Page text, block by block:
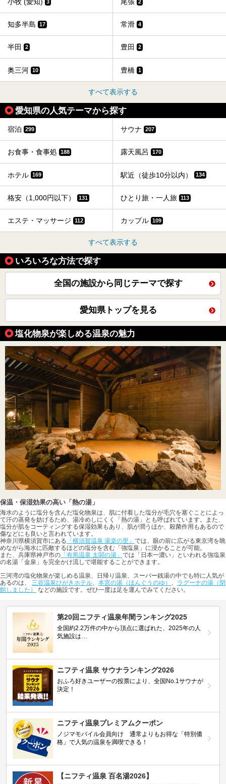
3 2
知多半島 17 常滑 4
半田 2 豊田 2
奥三河 10 豊橋 1
すべて表示する
愛知県の人気テーマから探す
宿泊 299 サウナ 207
お食事・食事処 188 露天風呂 170
ホテル 169 駅近（徒歩10分以内） 134
格安（1,000円以下） 131 ひとり旅・一人旅 113
エステ・マッサージ 112 カップル 109
すべて表示する
いろいろな方法で探す
全国の施設から同じテーマで探す
愛知県トップを見る
塩化物泉が楽しめる温泉の魅力
保温・保湿効果の高い「熱の湯」
海水のように塩分を含んだ塩化物泉は、肌に付着した塩分が毛穴を塞ぐことによっ
て汗の蒸発を妨げるため、湯冷めしにくく「熱の湯」とも呼ばれています。また、
塩分が肌をコーティングする保湿効果もあり、肌が潤うほか、殺菌作用もあるので
傷などにも良いと言われています。
神奈川県横須賀市にある 「横須賀温泉 湯楽の里」 では、眼の前に広がる東京湾を眺
めながら海水に匹敵するほどの塩分を含む「強塩泉」に浸かることが可能。
また、兵庫県神戸市の 「有馬温泉 太閤の湯」 では「日本一濃い」といわれる強塩泉
の名湯「金泉」を完全かけ流しで堪能することができます。
三河湾の塩化物泉が楽しめる温泉、日帰り温泉、スーパー銭湯の中でも特に人気が
あるのは、 三谷温泉ひがきホテル、 本宮の湯（ほんぐうのゆ） 、 ラグーナの湯（閉
館しました）
などの施設です。ぜひ一度は足を運んでみてください。
第20回ニフティ温泉年間ランキング2025
全国約2.2万件の中から頂点に選ばれた、2025年の人
気施設は…
ニフティ温泉 サウナランキング2026
おふろ好きユーザーの投票により、全国No.1サウナが
決定！
ニフティ温泉プレミアムクーポン
ノジマモバイル会員向け 通常よりもお得な「特別価
格」で人気の温泉を満喫できる！
【ニフティ温泉 百名湯2026】